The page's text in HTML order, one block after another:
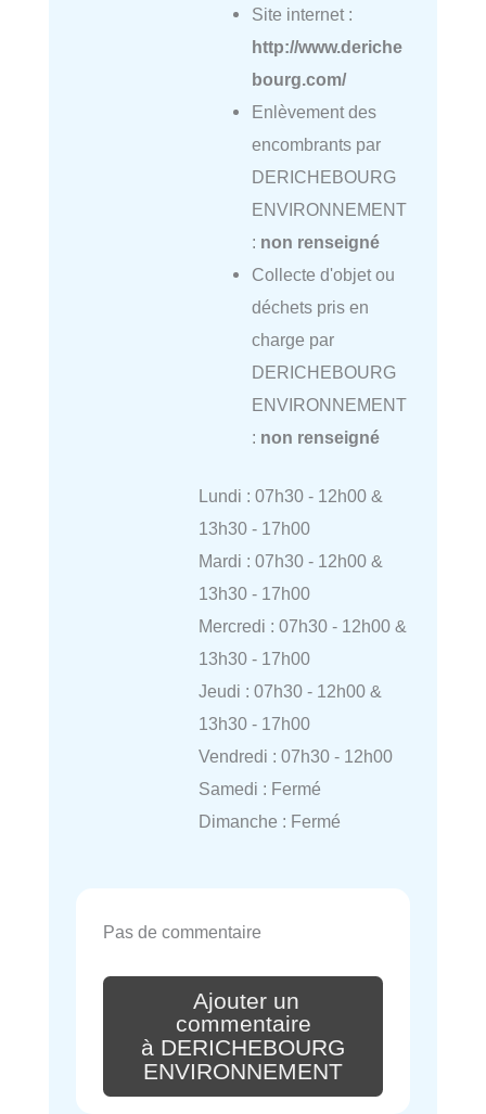
Site internet :
http://www.deriche
bourg.com/
Enlèvement des
encombrants par
DERICHEBOURG
ENVIRONNEMENT
: non renseigné
Collecte d'objet ou
déchets pris en
charge par
DERICHEBOURG
ENVIRONNEMENT
: non renseigné
Lundi : 07h30 - 12h00 &
13h30 - 17h00
Mardi : 07h30 - 12h00 &
13h30 - 17h00
Mercredi : 07h30 - 12h00 &
13h30 - 17h00
Jeudi : 07h30 - 12h00 &
13h30 - 17h00
Vendredi : 07h30 - 12h00
Samedi : Fermé
Dimanche : Fermé
Pas de commentaire
Ajouter un
commentaire
à DERICHEBOURG
ENVIRONNEMENT